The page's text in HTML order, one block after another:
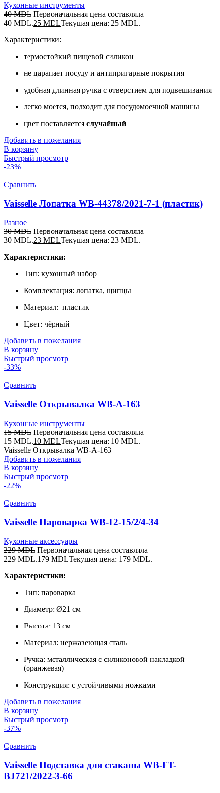
Кухонные инструменты
40MDL Первоначальная цена составляла
40 MDL.25 MDLТекущая цена: 25 MDL.
Характеристики:
термостойкий пищевой силикон
не царапает посуду и антипригарные покрытия
удобная длинная ручка с отверстием для подвешивания
легко моется, подходит для посудомоечной машины
цвет поставляется случайный
Добавить в пожелания
В корзину
Быстрый просмотр
-23%
Сравнить
Vaisselle Лопатка WB-44378/2021-7-1 (пластик)
Разное
30MDL Первоначальная цена составляла
30 MDL.23 MDLТекущая цена: 23 MDL.
Характеристики:
Тип: кухонный набор
Комплектация: лопатка, щипцы
Материал: пластик
Цвет: чёрный
Добавить в пожелания
В корзину
Быстрый просмотр
-33%
Сравнить
Vaisselle Открывалка WB-A-163
Кухонные инструменты
15MDL Первоначальная цена составляла
15 MDL.10 MDLТекущая цена: 10 MDL.
Vaisselle Открывалка WB-A-163
Добавить в пожелания
В корзину
Быстрый просмотр
-22%
Сравнить
Vaisselle Пароварка WB-12-15/2/4-34
Кухонные аксессуары
229MDL Первоначальная цена составляла
229 MDL.179 MDLТекущая цена: 179 MDL.
Характеристики:
Тип: пароварка
Диаметр: Ø21 см
Высота: 13 см
Материал: нержавеющая сталь
Ручка: металлическая с силиконовой накладкой
(оранжевая)
Конструкция: с устойчивыми ножками
Добавить в пожелания
В корзину
Быстрый просмотр
-37%
Сравнить
Vaisselle Подставка для cтаканы WB-FT-
BJ721/2022-3-66